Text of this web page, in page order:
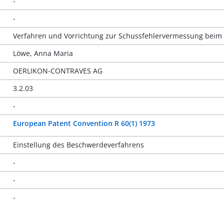
-
Verfahren und Vorrichtung zur Schussfehlervermessung
Löwe, Anna Maria
OERLIKON-CONTRAVES AG
3.2.03
-
European Patent Convention R 60(1) 1973
Einstellung des Beschwerdeverfahrens
-
-
-